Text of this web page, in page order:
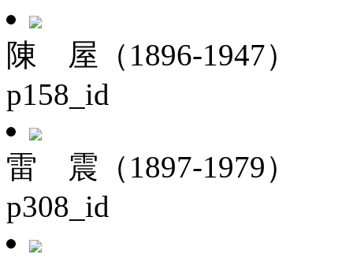
陳 屋（1896-1947）
p158_id
雷 震（1897-1979）
p308_id